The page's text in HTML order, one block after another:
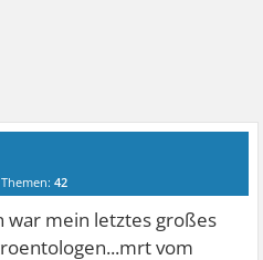
Themen:42
war mein letztes großes
vom